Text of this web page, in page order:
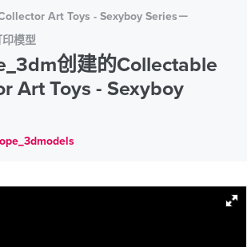
Art Toys - Sexyboy Series－
模型
创建的Collectable
Art Toys - Sexyboy